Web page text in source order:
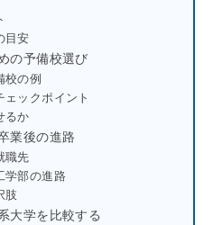
目安
の予備校選び
校の例
ックポイント
るか
業後の進路
職先
学部の進路
肢
大学を比較する